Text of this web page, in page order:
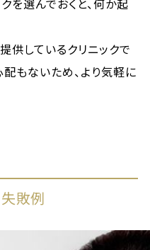
供しているクリニックで
もないため、より気軽に
敗例